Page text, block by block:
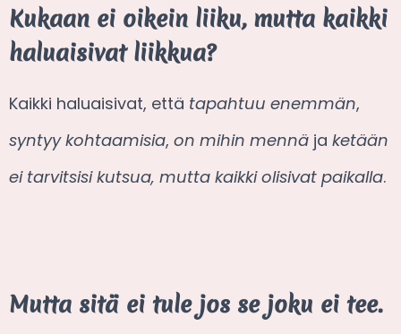
Kukaan ei oikein liiku, mutta kaikki
haluaisivat liikkua?
Kaikki haluaisivat, että tapahtuu enemmän,
syntyy kohtaamisia, on mihin mennä ja ketään
ei tarvitsisi kutsua, mutta kaikki olisivat paikalla.
Mutta sitä ei tule jos se joku ei tee.